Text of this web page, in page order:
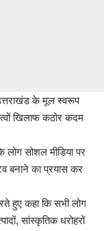
के मूल स्वरूप
खिलाफ कठोर कदम
सोशल मीडिया पर
बनाने का प्रयास कर
हुए कहा कि सभी लोग
सांस्कृतिक धरोहरों